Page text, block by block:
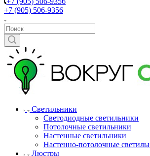
+7 (905) 506-9356
Светильники
Светодиодные светильники
Потолочные светильники
Настенные светильники
Настенно-потолочные
Люстры